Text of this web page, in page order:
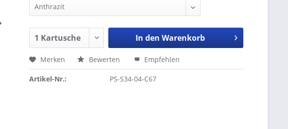
In den Warenkorb
Merken Bewerten Empfehlen
Artikel-Nr.: PS-S34-04-C67